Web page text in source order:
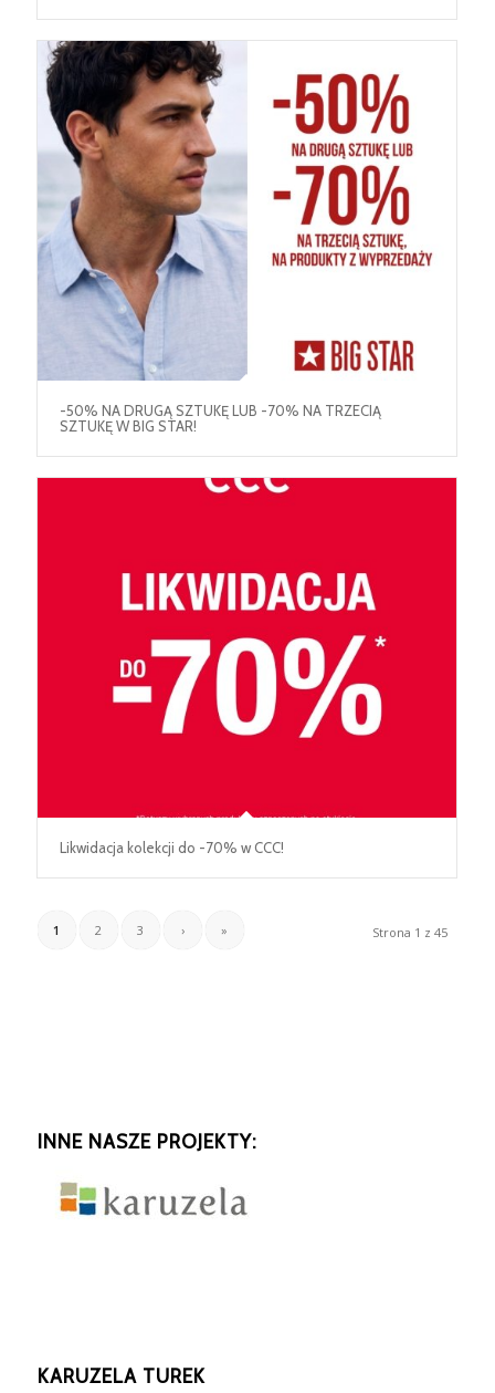
-50% NA DRUGĄ SZTUKĘ LUB -70% NA TRZECIĄ
SZTUKĘ W BIG STAR!
Likwidacja kolekcji do -70% w CCC!
Strona 1 z 45
1 2 3 › »
INNE NASZE PROJEKTY:
KARUZELA TUREK